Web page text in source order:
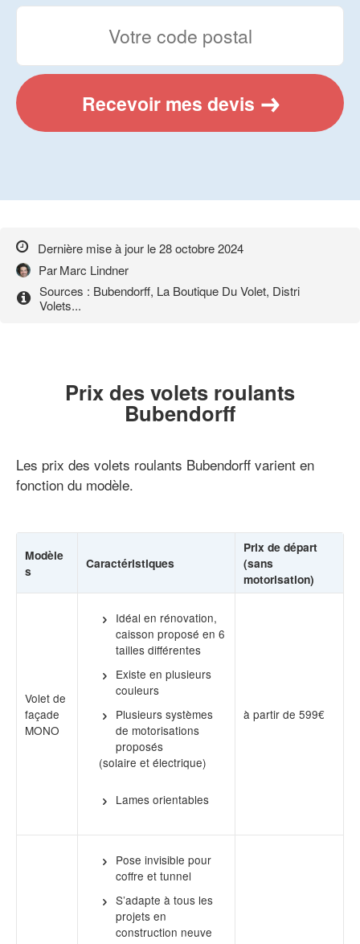
Recevoir mes devis
Dernière mise à jour le28 octobre 2024
ParMarc Lindner
Sources : Bubendorff, La Boutique Du Volet, Distri
Volets...
Prix des volets roulants
Bubendorff
Les prix des volets roulants Bubendorff varient en
fonction du modèle.
Modèle
s
Caractéristiques
Prix de départ
(sans
motorisation)
Volet de
façade
MONO
Idéal en rénovation,
caisson proposé en 6
tailles différentes
Existe en plusieurs
couleurs
Plusieurs systèmes
de motorisations
proposés
(solaire et électrique)
Lames orientables
à partir de 599€
Pose invisible pour
coffre et tunnel
S’adapte à tous les
projets en
construction neuve